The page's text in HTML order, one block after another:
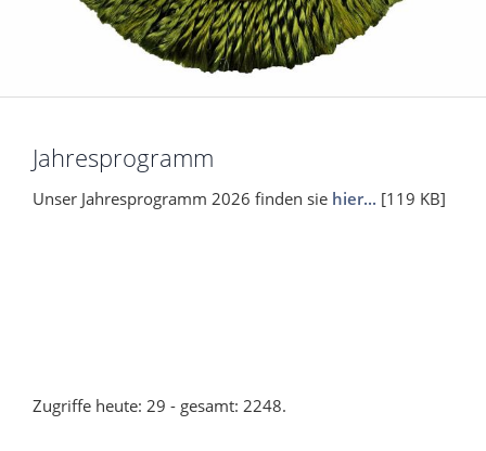
Jahresprogramm
Unser Jahresprogramm 2026 finden sie hier... [119 KB]
Zugriffe heute: 29 - gesamt: 2248.